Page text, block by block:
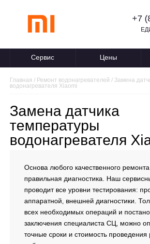
+7
Сервис Цены
Главная / Ремонт водонагревателей / Замена
водонагревателя Xiaomi
Замена датчика
температуры
водонагревателя
Основа любого качественного
правильная диагностика. Наш
проводит все уровни тестирования:
аппаратной, внешней диагностики.
всех необходимых операций и
заключения специалиста СЦ, можно
точные сроки и стоимость